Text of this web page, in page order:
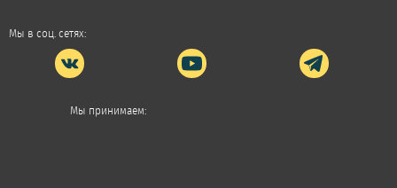
Мы в соц. сетях:
Мы принимаем: